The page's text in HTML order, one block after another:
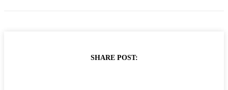
SHARE POST: